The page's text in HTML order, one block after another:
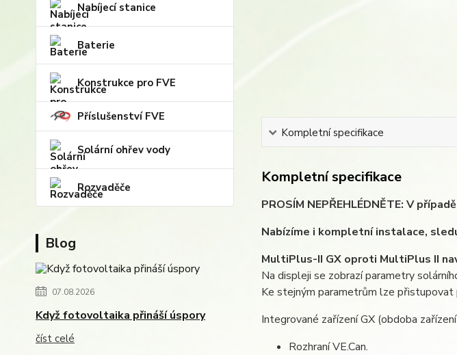
Nabíjecí stanice
Baterie
Konstrukce pro FVE
Příslušenství FVE
Solární ohřev vody
Rozvaděče
Blog
07.08.2026
Když fotovoltaika přináší úspory
číst celé
Kompletní specifikace
Kompletní specifikace
PROSÍM NEPŘEHLÉDNĚTE: V
Nabízíme i kompletní instalace,
MultiPlus-II GX oproti MultiPlus II
Na displeji se zobrazí parametry
Ke stejným parametrům lze přistupovat
Integrované zařízení GX (obdoba
Rozhraní VE.Can.